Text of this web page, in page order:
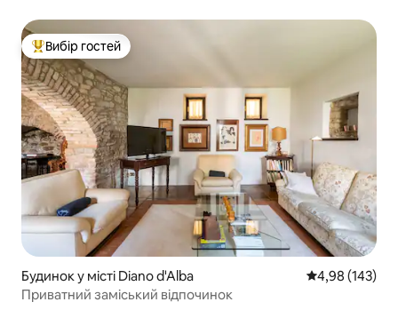
Топ вибір гостей
Вибір гостей
Будинок у місті Diano d'Alba Середня
4,98 (143)
Приватний заміський відпочинок